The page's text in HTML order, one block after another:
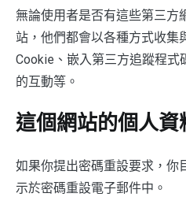
無論使用者是否有這些第三方
站，他們都會以各種方式收集
Cookie、嵌入第三方追蹤程式
的互動等。
這個網站的個人
如果你提出密碼重設要求，你
示於密碼重設電子郵件中。